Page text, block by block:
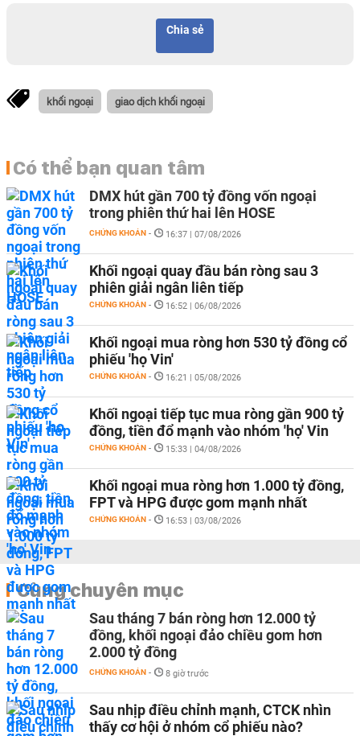
Chia sẻ
khối ngoại giao dịch khối ngoại
Có thể bạn quan tâm
DMX hút gần 700 tỷ đồng vốn ngoại
trong phiên thứ hai lên HOSE
CHỨNG KHOÁN - 16:37 | 07/08/2026
Khối ngoại quay đầu bán ròng sau 3
phiên giải ngân liên tiếp
CHỨNG KHOÁN - 16:52 | 06/08/2026
Khối ngoại mua ròng hơn 530 tỷ đồng cổ
phiếu 'họ Vin'
CHỨNG KHOÁN - 16:21 | 05/08/2026
Khối ngoại tiếp tục mua ròng gần 900 tỷ
đồng, tiền đổ mạnh vào nhóm 'họ' Vin
CHỨNG KHOÁN - 15:33 | 04/08/2026
Khối ngoại mua ròng hơn 1.000 tỷ đồng,
FPT và HPG được gom mạnh nhất
CHỨNG KHOÁN - 16:53 | 03/08/2026
Cùng chuyên mục
Sau tháng 7 bán ròng hơn 12.000 tỷ
đồng, khối ngoại đảo chiều gom hơn
2.000 tỷ đồng
CHỨNG KHOÁN - 8 giờ trước
Sau nhịp điều chỉnh mạnh, CTCK nhìn
thấy cơ hội ở nhóm cổ phiếu nào?